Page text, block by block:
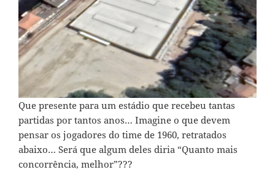
Que presente para um estádio que recebeu tantas
partidas por tantos anos… Imagine o que devem
pensar os jogadores do time de 1960, retratados
abaixo… Será que algum deles diria “Quanto mais
concorrência, melhor”???